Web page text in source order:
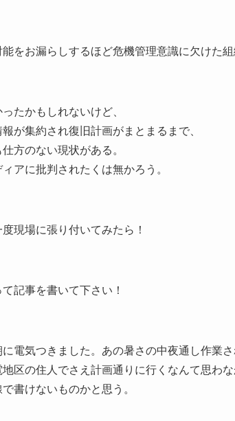
をお漏らしするほど危機管理意識に欠けた
たかもしれないけど、
が集約され復旧計画がまとまるまで、
方のない現状がある。
アに批判されたくは無かろう。
現場に張り付いてみたら！
記事を書いて下さい！
電気つきました。あの暑さの中夜通し作業
区の住人でさえ計画通りに行くなんて思わな
書けないものかと思う。